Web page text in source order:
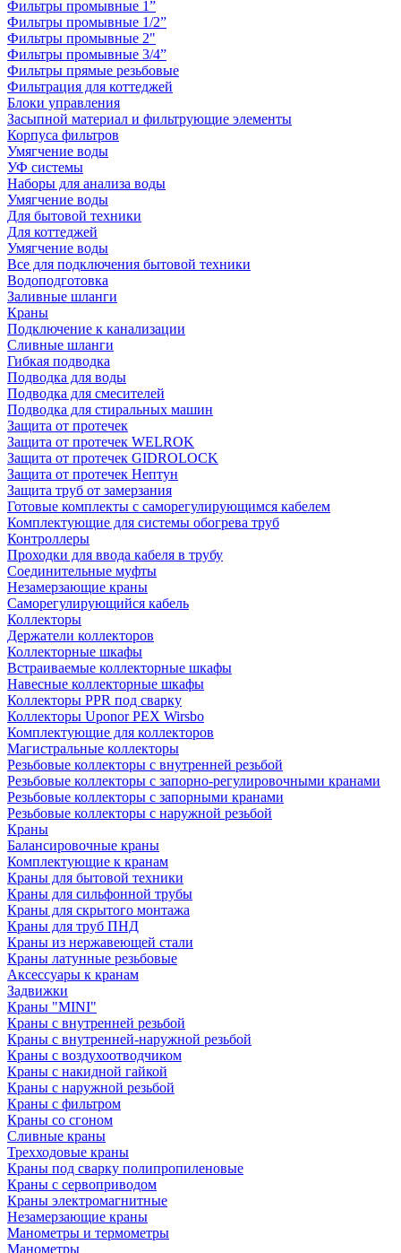
Фильтры промывные 1”
Фильтры промывные 1/2”
Фильтры промывные 2"
Фильтры промывные 3/4”
Фильтры прямые резьбовые
Фильтрация для коттеджей
Блоки управления
Засыпной материал и фильтрующие элементы
Корпуса фильтров
Умягчение воды
УФ системы
Наборы для анализа воды
Умягчение воды
Для бытовой техники
Для коттеджей
Умягчение воды
Все для подключения бытовой техники
Водоподготовка
Заливные шланги
Краны
Подключение к канализации
Сливные шланги
Гибкая подводка
Подводка для воды
Подводка для смесителей
Подводка для стиральных машин
Защита от протечек
Защита от протечек WELROK
Защита от протечек GIDROLOCK
Защита от протечек Нептун
Защита труб от замерзания
Готовые комплекты с саморегулирующимся кабелем
Комплектующие для системы обогрева труб
Контроллеры
Проходки для ввода кабеля в трубу
Соединительные муфты
Незамерзающие краны
Саморегулирующийся кабель
Коллекторы
Держатели коллекторов
Коллекторные шкафы
Встраиваемые коллекторные шкафы
Навесные коллекторные шкафы
Коллекторы PPR под сварку
Коллекторы Uponor PEX Wirsbo
Комплектующие для коллекторов
Магистральные коллекторы
Резьбовые коллекторы с внутренней резьбой
Резьбовые коллекторы с запорно-регулировочными кранами
Резьбовые коллекторы с запорными кранами
Резьбовые коллекторы с наружной резьбой
Краны
Балансировочные краны
Комплектующие к кранам
Краны для бытовой техники
Краны для сильфонной трубы
Краны для скрытого монтажа
Краны для труб ПНД
Краны из нержавеющей стали
Краны латунные резьбовые
Аксессуары к кранам
Задвижки
Краны "MINI"
Краны с внутренней резьбой
Краны с внутренней-наружной резьбой
Краны с воздухоотводчиком
Краны с накидной гайкой
Краны с наружной резьбой
Краны с фильтром
Краны со сгоном
Сливные краны
Трехходовые краны
Краны под сварку полипропиленовые
Краны с сервоприводом
Краны электромагнитные
Незамерзающие краны
Манометры и термометры
Манометры